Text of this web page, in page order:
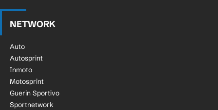
NETWORK
Auto
Autosprint
Inmoto
Motosprint
Guerin Sportivo
Sportnetwork